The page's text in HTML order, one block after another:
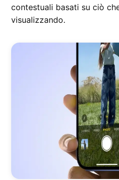
contestuali basati su ciò
visualizzando.